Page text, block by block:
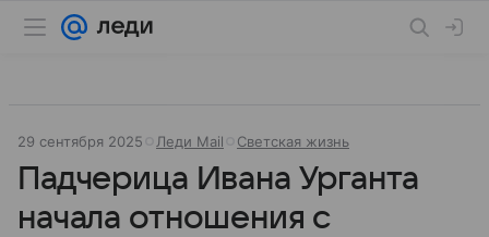
29 сентября 2025 Леди Mail Светская жизнь
Падчерица Ивана Урганта
начала отношения с